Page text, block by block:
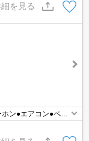
を見る
ン●エアコン●ペッ